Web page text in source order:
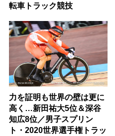
転車トラック競技
力を証明も世界の壁は更に
高く…新田祐大5位＆深谷
知広8位／男子スプリン
ト・2020世界選手権トラッ